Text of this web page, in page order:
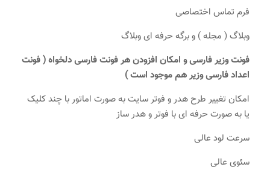
فرم تماس اختصاصی
وبلاگ ( مجله ) و برگه حرفه ای وبلاگ
فونت وزیر فارسی و امکان افزودن هر فونت فارسی دلخواه ( فونت
اعداد فارسی وزیر هم موجود است )
امکان تغییر طرح هدر و فوتر سایت به صورت اماتور با چند کلیک
یا به صورت حرفه ای با فوتر و هدر ساز
سرعت لود عالی
سئوی عالی